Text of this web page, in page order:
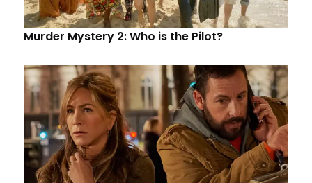
Murder Mystery 2: Who is the Pilot?